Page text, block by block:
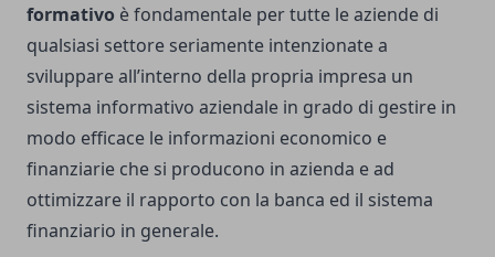
formativo è fondamentale per tutte le aziende di
qualsiasi settore seriamente intenzionate a
sviluppare all’interno della propria impresa un
sistema informativo aziendale in grado di gestire in
modo efficace le informazioni economico e
finanziarie che si producono in azienda e ad
ottimizzare il rapporto con la banca ed il sistema
finanziario in generale.